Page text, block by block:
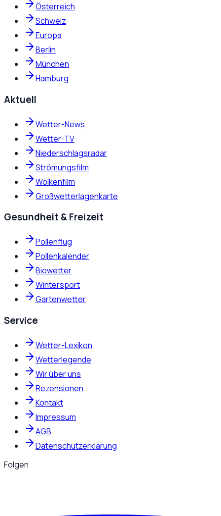
Österreich
Schweiz
Europa
Berlin
München
Hamburg
Aktuell
Wetter-News
Wetter-TV
Niederschlagsradar
Strömungsfilm
Wolkenfilm
Großwetterlagenkarte
Gesundheit & Freizeit
Pollenflug
Pollenkalender
Biowetter
Wintersport
Gartenwetter
Service
Wetter-Lexikon
Wetterlegende
Wir über uns
Rezensionen
Kontakt
Impressum
AGB
Datenschutzerklärung
Folgen